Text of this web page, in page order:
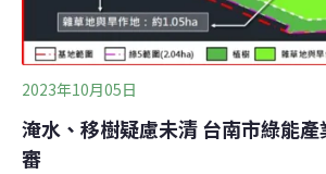
2023年10月05日
淹水、移樹疑慮未清 台南市綠能
審